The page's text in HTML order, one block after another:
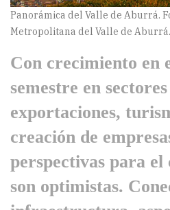
Panorámica del Valle de Aburrá.
Metropolitana del Valle de Aburrá.
Con crecimiento en
semestre en
exportaciones,
creación de
perspectivas para el
son optimistas.